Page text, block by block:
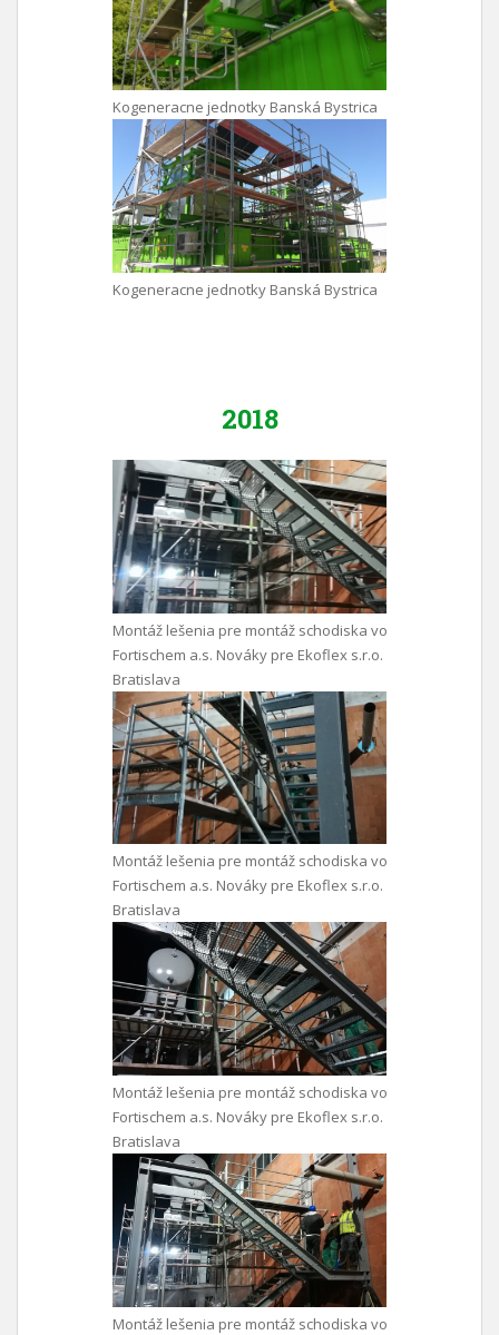
Kogeneracne jednotky Banská Bystrica
Kogeneracne jednotky Banská Bystrica
2018
Montáž lešenia pre montáž schodiska vo
Fortischem a.s. Nováky pre Ekoflex s.r.o.
Bratislava
Montáž lešenia pre montáž schodiska vo
Fortischem a.s. Nováky pre Ekoflex s.r.o.
Bratislava
Montáž lešenia pre montáž schodiska vo
Fortischem a.s. Nováky pre Ekoflex s.r.o.
Bratislava
Montáž lešenia pre montáž schodiska vo